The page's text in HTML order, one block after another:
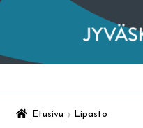
Taidemuseo & Ratamo
Etusivu Lipasto